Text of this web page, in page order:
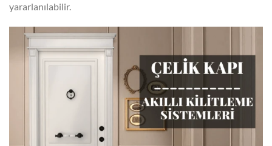
yararlanılabilir.